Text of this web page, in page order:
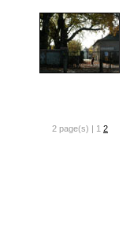
2 page(s) | 1 2